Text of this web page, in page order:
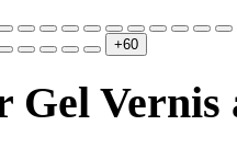
+60
Gel